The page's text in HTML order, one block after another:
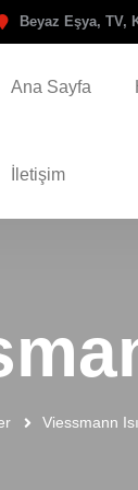
Beyaz Eşya, TV,
Ana Sayfa
İletişim
Viessmann